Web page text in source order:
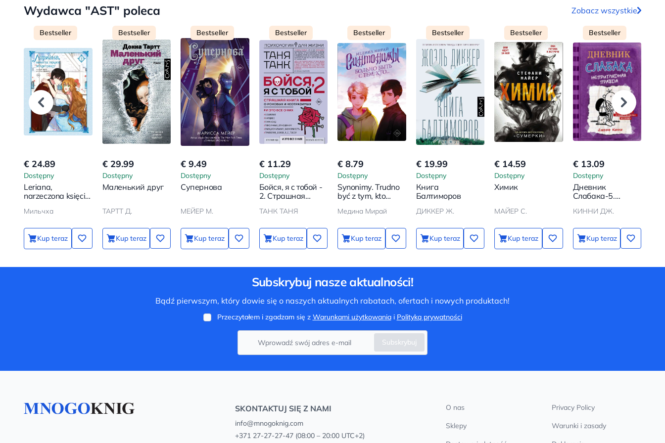
Wydawca "AST" poleca Zobacz wszystkie
Bestseller
€ 24.89
Dostępny
Leriana,
narzeczona księcia
Мильчха
Kup teraz
Bestseller
€ 29.99
Dostępny
Маленький друг
ТАРТТ Д.
Kup teraz
Bestseller
€ 9.49
Dostępny
Супернова
МЕЙЕР М.
Kup teraz
Bestseller
€ 11.29
Dostępny
Бойся, я с тобой -
2. Страшная
неотразимых. И
ТАНК ТАНЯ
Kup teraz
Bestseller
€ 8.79
Dostępny
Synonimy. Trudno
być z tym, kto…
Медина Мирай
Kup teraz
Bestseller
€ 19.99
Dostępny
Книга
Балтиморов
ДИККЕР Ж.
Kup teraz
Bestseller
€ 14.59
Dostępny
Химик
МАЙЕР С.
Kup teraz
Bestseller
€ 13.09
Dostępny
Дневник
Слабака-5.
правда
КИННИ ДЖ.
Kup teraz
Subskrybuj nasze aktualności!
Bądź pierwszym, który dowie się o naszych aktualnych rabatach, ofertach i nowych produktach!
Przeczytałem i zgadzam się z Warunkami użytkowaniai Polityką prywatności
Subskrybuj
SKONTAKTUJ SIĘ Z NAMI
info@mnogoknig.com
+371 27-27-27-47(08:00 – 20:00 UTC+2)
O nas
Sklepy
Privacy Policy
Warunki i zasady